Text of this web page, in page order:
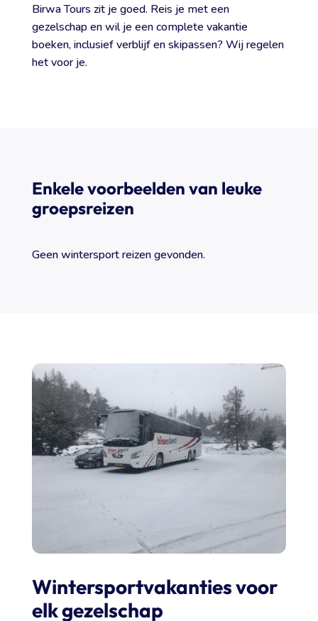
Birwa Tours zit je goed. Reis je met een
gezelschap en wil je een complete vakantie
boeken, inclusief verblijf en skipassen? Wij regelen
het voor je.
Enkele voorbeelden van leuke
groepsreizen
Geen wintersport reizen gevonden.
Wintersportvakanties voor
elk gezelschap